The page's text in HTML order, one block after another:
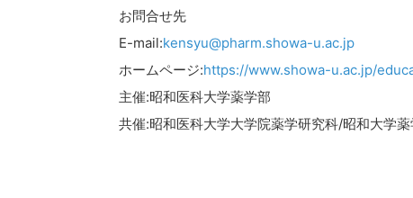
お問合せ先
E-mail:kensyu@pharm.showa-u.ac.jp
ホームページ:https://www.showa-u.ac.jp/
主催:昭和医科大学薬学部
共催:昭和医科大学大学院薬学研究科/昭和大学